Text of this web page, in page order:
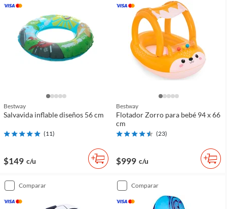
Bestway
Salvavida inflable diseños 56 cm
(11)
$149 c/u
Bestway
Flotador Zorro para bebé 94 x 66
cm
(23)
$999 c/u
comparar comparar